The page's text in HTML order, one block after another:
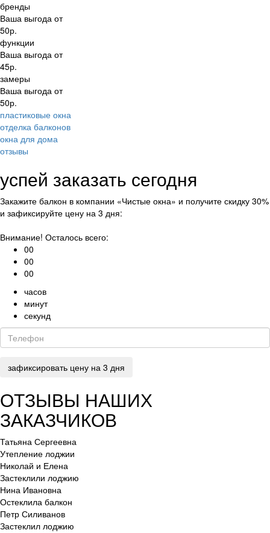
бренды
Ваша выгода от
50р.
функции
Ваша выгода от
45р.
замеры
Ваша выгода от
50р.
пластиковые окна
отделка балконов
окна для дома
отзывы
успей заказать сегодня
Закажите балкон в компании «Чистые окна» и получите скидку 30%
и зафиксируйте цену на 3 дня:
Внимание! Осталось всего:
00
00
00
часов
минут
секунд
ОТЗЫВЫ НАШИХ
ЗАКАЗЧИКОВ
Татьяна Сергеевна
Утепление лоджии
Николай и Елена
Застеклили лоджию
Нина Ивановна
Остеклила балкон
Петр Силиванов
Застеклил лоджию